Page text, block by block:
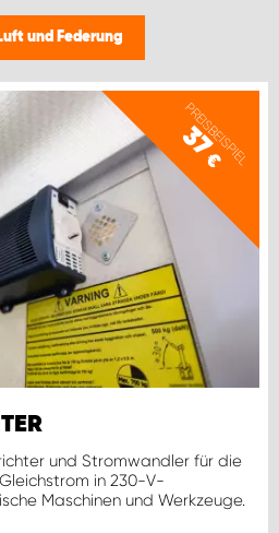
und Federung
PREISBEISPIEL
37
€
und Stromwandler für die
in 230-V-
Maschinen und Werkzeuge.